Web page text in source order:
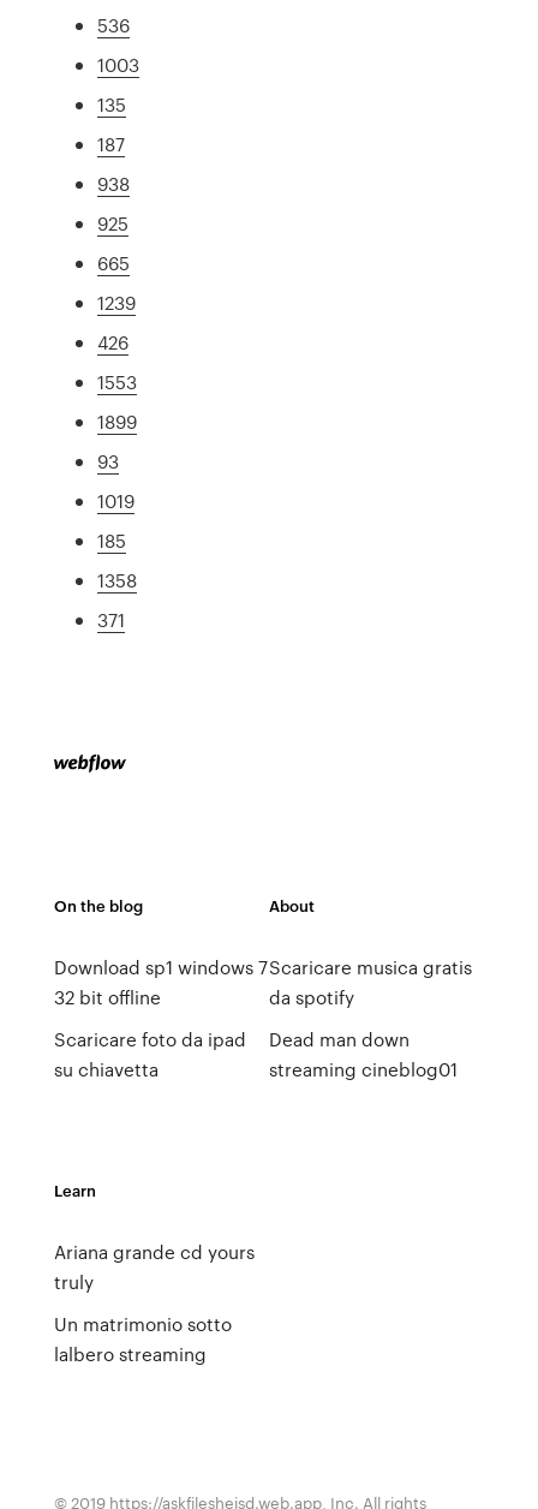
536
1003
135
187
938
925
665
1239
426
1553
1899
93
1019
185
1358
371
On the blog
Download sp1 windows 7
32 bit offline
Scaricare foto da ipad
su chiavetta
About
Scaricare musica gratis
da spotify
Dead man down
streaming cineblog01
Learn
Ariana grande cd yours
truly
Un matrimonio sotto
lalbero streaming
© 2019 https://askfilesheisd.web.app, Inc. All rights